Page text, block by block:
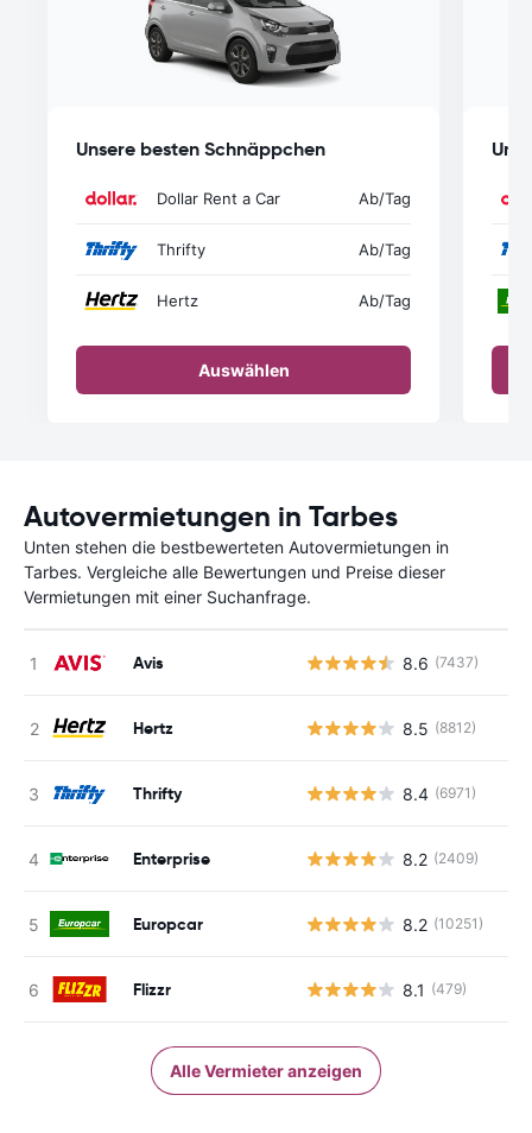
Unsere besten Schnäppchen
Dollar Rent a Car Ab/Tag
Thrifty Ab/Tag
Hertz Ab/Tag
Auswählen
Autovermietungen in Tarbes
Unten stehen die bestbewerteten Autovermietungen in
Tarbes. Vergleiche alle Bewertungen und Preise dieser
Vermietungen mit einer Suchanfrage.
Avis 8.6 (7437)
Hertz 8.5 (8812)
Thrifty 8.4 (6971)
Enterprise 8.2 (2409)
Europcar 8.2 (10251)
Flizzr 8.1 (479)
Alle Vermieter anzeigen